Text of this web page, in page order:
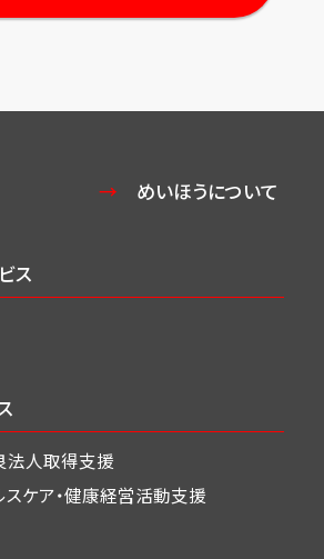
めいほうについて
ス
法人取得支援
ケア・健康経営活動支援